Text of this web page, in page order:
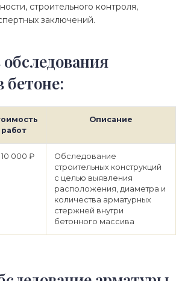
строительного контроля,
заключений.
бетоне:
работ
Описание
10 000 ₽
Обследование
строительных конструкций
с целью выявления
расположения, диаметра и
количества арматурных
стержней внутри
бетонного массива